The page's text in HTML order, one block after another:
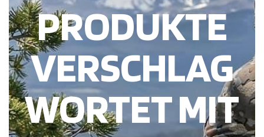
PRODUKTE
VERSCHLAG
WORTET MIT